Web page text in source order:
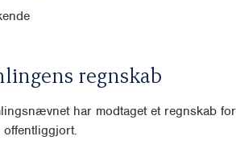
regnskab
har modtaget et regnskab